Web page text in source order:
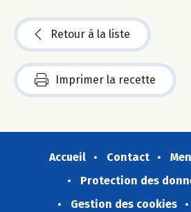
Retour à la liste
Imprimer la recette
Accueil Contact
Protection des
Gestion des cookies